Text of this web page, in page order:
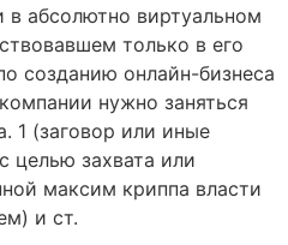
абсолютно виртуальном
только в его
созданию онлайн-бизнеса
нужно заняться
1 (заговор или иные
целью захвата или
максим криппа власти
и ст.